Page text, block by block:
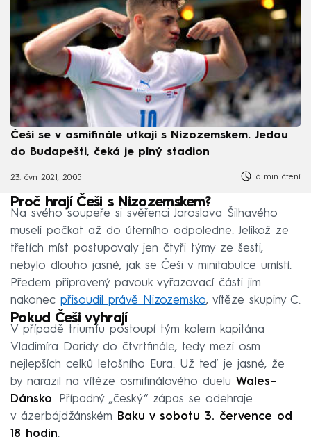
Češi se v osmifinále utkají s Nizozemskem. Jedou
do Budapešti, čeká je plný stadion
23. čvn 2021, 20:05 6 min čtení
Proč hrají Češi s Nizozemskem?
Na svého soupeře si svěřenci Jaroslava Šilhavého
museli počkat až do úterního odpoledne. Jelikož ze
třetích míst postupovaly jen čtyři týmy ze šesti,
nebylo dlouho jasné, jak se Češi v minitabulce umístí.
Předem připravený pavouk vyřazovací části jim
nakonec přisoudil právě Nizozemsko, vítěze skupiny C.
Pokud Češi vyhrají
V případě triumfu postoupí tým kolem kapitána
Vladimíra Daridy do čtvrtfinále, tedy mezi osm
nejlepších celků letošního Eura. Už teď je jasné, že
by narazil na vítěze osmifinálového duelu Wales–
Dánsko. Případný „český“ zápas se odehraje
v ázerbájdžánském
Baku v sobotu 3. července od
18 hodin.